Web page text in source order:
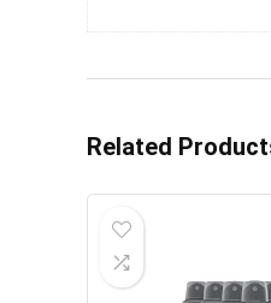
Related